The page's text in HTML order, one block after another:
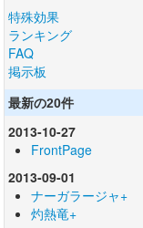
特殊効果
ランキング
FAQ
掲示板
最新の20件
2013-10-27
FrontPage
2013-09-01
ナーガラージャ+
灼熱竜+